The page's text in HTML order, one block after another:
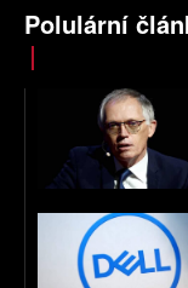
Polulární